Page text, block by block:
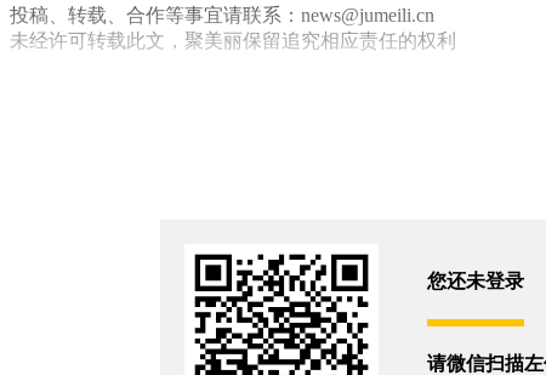
投稿、转载、合作等事宜请联系：news@jumeili.cn
未经许可转载此文，聚美丽保留追究相应责任的权利
打开微信扫码登录 您还未登录
请微信扫描